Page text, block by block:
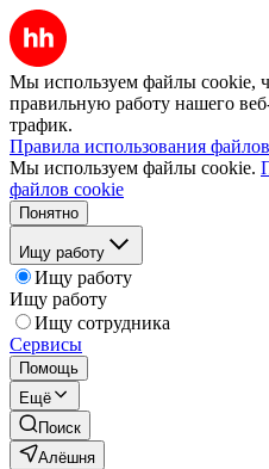
Мы используем файлы cookie,
правильную работу нашего
трафик.
Правила использования
Мы используем файлы cookie.
файлов cookie
Понятно
Ищу работу
Ищу работу
Ищу работу
Ищу сотрудника
Сервисы
Помощь
Ещё
Поиск
Алёшня